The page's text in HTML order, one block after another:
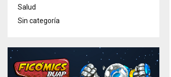
Salud
Sin categoría